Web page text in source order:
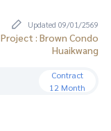
Updated 09/01/2569
Project : Brown Condo
Huaikwang
Contract
12 Month